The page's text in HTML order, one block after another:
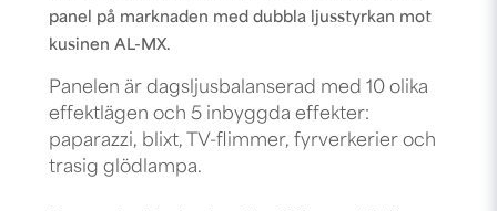
panel på marknaden med dubbla ljusstyrkan mot
kusinen AL-MX.
Panelen är dagsljusbalanserad med 10 olika
effektlägen och 5 inbyggda effekter:
paparazzi, blixt, TV-flimmer, fyrverkerier och
trasig glödlampa.